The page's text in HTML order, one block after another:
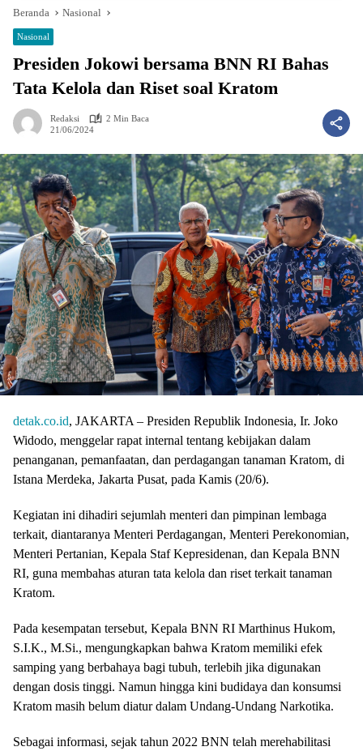
Beranda Nasional
Nasional
Presiden Jokowi bersama BNN RI Bahas
Tata Kelola dan Riset soal Kratom
Redaksi
2 Min Baca
21/06/2024
detak.co.id, JAKARTA – Presiden Republik Indonesia, Ir. Joko
Widodo, menggelar rapat internal tentang kebijakan dalam
penanganan, pemanfaatan, dan perdagangan tanaman Kratom, di
Istana Merdeka, Jakarta Pusat, pada Kamis (20/6).
Kegiatan ini dihadiri sejumlah menteri dan pimpinan lembaga
terkait, diantaranya Menteri Perdagangan, Menteri Perekonomian,
Menteri Pertanian, Kepala Staf Kepresidenan, dan Kepala BNN
RI, guna membahas aturan tata kelola dan riset terkait tanaman
Kratom.
Pada kesempatan tersebut, Kepala BNN RI Marthinus Hukom,
S.I.K., M.Si., mengungkapkan bahwa Kratom memiliki efek
samping yang berbahaya bagi tubuh, terlebih jika digunakan
dengan dosis tinggi. Namun hingga kini budidaya dan konsumsi
Kratom masih belum diatur dalam Undang-Undang Narkotika.
Sebagai informasi, sejak tahun 2022 BNN telah merehabilitasi